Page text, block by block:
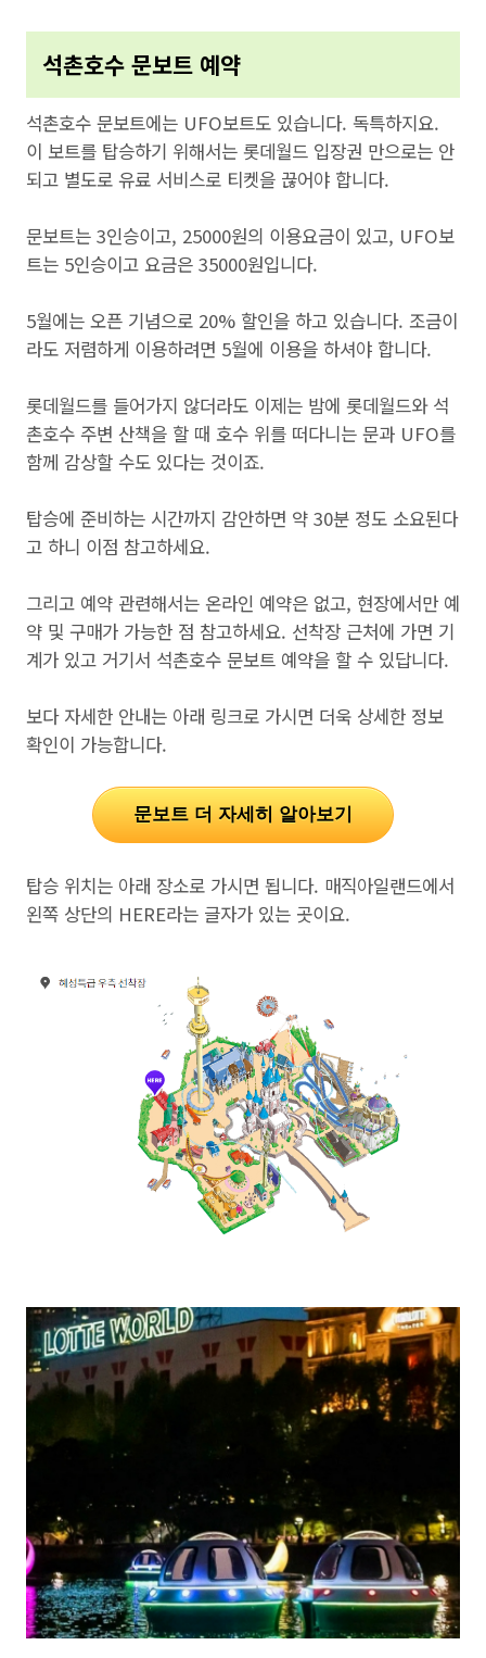
석촌호수 문보트 예약
석촌호수 문보트에는 UFO보트도 있습니다. 독특하지요.
이 보트를 탑승하기 위해서는 롯데월드 입장권 만으로는 안
되고 별도로 유료 서비스로 티켓을 끊어야 합니다.
문보트는 3인승이고, 25000원의 이용요금이 있고, UFO보
트는 5인승이고 요금은 35000원입니다.
5월에는 오픈 기념으로 20% 할인을 하고 있습니다. 조금이
라도 저렴하게 이용하려면 5월에 이용을 하셔야 합니다.
롯데월드를 들어가지 않더라도 이제는 밤에 롯데월드와 석
촌호수 주변 산책을 할 때 호수 위를 떠다니는 문과 UFO를
함께 감상할 수도 있다는 것이죠.
탑승에 준비하는 시간까지 감안하면 약 30분 정도 소요된다
고 하니 이점 참고하세요.
그리고 예약 관련해서는 온라인 예약은 없고, 현장에서만 예
약 및 구매가 가능한 점 참고하세요. 선착장 근처에 가면 기
계가 있고 거기서 석촌호수 문보트 예약을 할 수 있답니다.
보다 자세한 안내는 아래 링크로 가시면 더욱 상세한 정보
확인이 가능합니다.
문보트 더 자세히 알아보기
탑승 위치는 아래 장소로 가시면 됩니다. 매직아일랜드에서
왼쪽 상단의 HERE라는 글자가 있는 곳이요.